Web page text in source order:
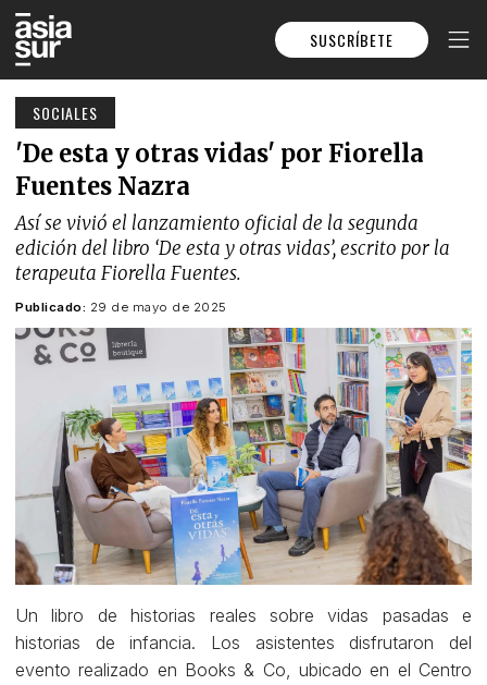
SUSCRÍBETE
SOCIALES
'De esta y otras vidas' por Fiorella
Fuentes Nazra
Así se vivió el lanzamiento oficial de la segunda
edición del libro ‘De esta y otras vidas’, escrito por la
terapeuta Fiorella Fuentes.
Publicado: 29 de mayo de 2025
Un libro de historias reales sobre vidas pasadas e
historias de infancia. Los asistentes disfrutaron del
evento realizado en Books & Co, ubicado en el Centro